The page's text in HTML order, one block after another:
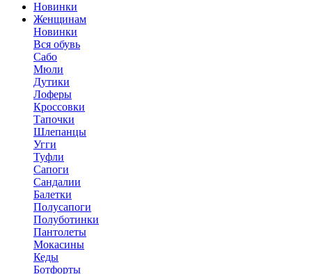
Новинки
Женщинам
Новинки
Вся обувь
Сабо
Мюли
Дутики
Лоферы
Кроссовки
Тапочки
Шлепанцы
Угги
Туфли
Сапоги
Сандалии
Балетки
Полусапоги
Полуботинки
Пантолеты
Мокасины
Кеды
Ботфорты